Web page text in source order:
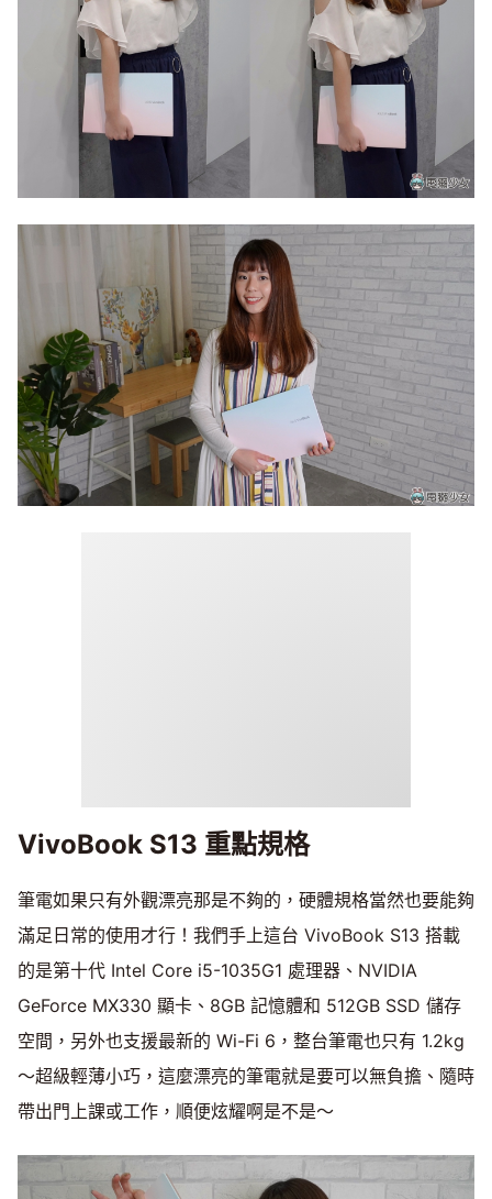
VivoBook S13 重點規格
筆電如果只有外觀漂亮那是不夠的，硬體規格當然也要能夠
滿足日常的使用才行！我們手上這台 VivoBook S13 搭載
的是第十代 Intel Core i5-1035G1 處理器、NVIDIA
GeForce MX330 顯卡、8GB 記憶體和 512GB SSD 儲存
空間，另外也支援最新的 Wi-Fi 6，整台筆電也只有 1.2kg
～超級輕薄小巧，這麼漂亮的筆電就是要可以無負擔、隨時
帶出門上課或工作，順便炫耀啊是不是～